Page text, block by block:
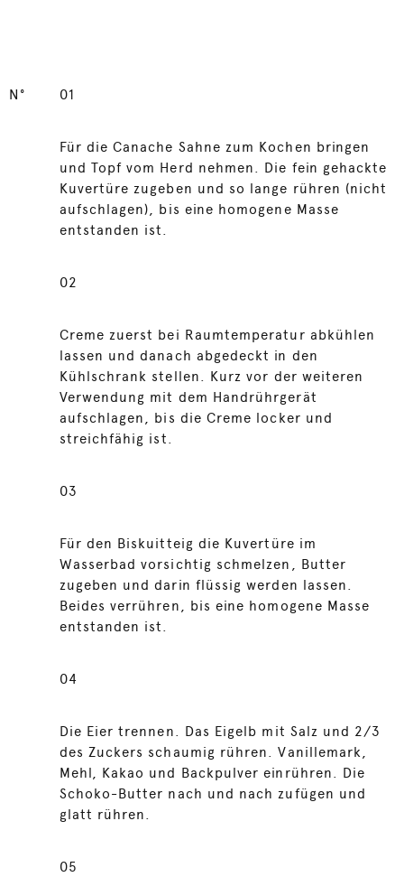
N° 01
Für die Canache Sahne zum Kochen bringen
und Topf vom Herd nehmen. Die fein gehackte
Kuvertüre zugeben und so lange rühren (nicht
aufschlagen), bis eine homogene Masse
entstanden ist.
02
Creme zuerst bei Raumtemperatur abkühlen
lassen und danach abgedeckt in den
Kühlschrank stellen. Kurz vor der weiteren
Verwendung mit dem Handrührgerät
aufschlagen, bis die Creme locker und
streichfähig ist.
03
Für den Biskuitteig die Kuvertüre im
Wasserbad vorsichtig schmelzen, Butter
zugeben und darin flüssig werden lassen.
Beides verrühren, bis eine homogene Masse
entstanden ist.
04
Die Eier trennen. Das Eigelb mit Salz und 2/3
des Zuckers schaumig rühren. Vanillemark,
Mehl, Kakao und Backpulver einrühren. Die
Schoko-Butter nach und nach zufügen und
glatt rühren.
05